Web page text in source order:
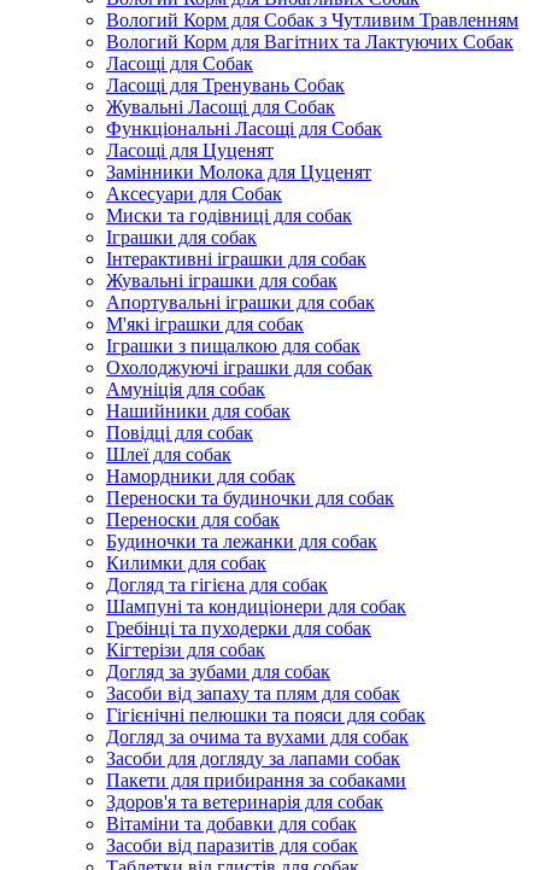
Вологий Корм для Собак з Чутливим Травленням
Вологий Корм для Вагітних та Лактуючих Собак
Ласощі для Собак
Ласощі для Тренувань Собак
Жувальні Ласощі для Собак
Функціональні Ласощі для Собак
Ласощі для Цуценят
Замінники Молока для Цуценят
Аксесуари для Собак
Миски та годівниці для собак
Іграшки для собак
Інтерактивні іграшки для собак
Жувальні іграшки для собак
Апортувальні іграшки для собак
М'які іграшки для собак
Іграшки з пищалкою для собак
Охолоджуючі іграшки для собак
Амуніція для собак
Нашийники для собак
Повідці для собак
Шлеї для собак
Намордники для собак
Переноски та будиночки для собак
Переноски для собак
Будиночки та лежанки для собак
Килимки для собак
Догляд та гігієна для собак
Шампуні та кондиціонери для собак
Гребінці та пуходерки для собак
Кігтерізи для собак
Догляд за зубами для собак
Засоби від запаху та плям для собак
Гігієнічні пелюшки та пояси для собак
Догляд за очима та вухами для собак
Засоби для догляду за лапами собак
Пакети для прибирання за собаками
Здоров'я та ветеринарія для собак
Вітаміни та добавки для собак
Засоби від паразитів для собак